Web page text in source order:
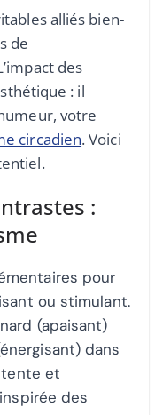
alliés bien-
de
des
: il
votre
circadien. Voici
:
pour
ou stimulant.
(apaisant)
dans
et
des